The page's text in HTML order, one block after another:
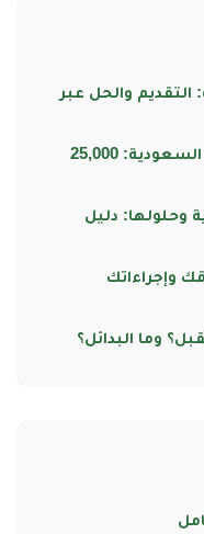
التقديم والحل عبر
غرامات مخالفات عقود الإيجار في السعودية: 25,000
وحلولها: دليل
وإجراءاتك
وما البدائل؟